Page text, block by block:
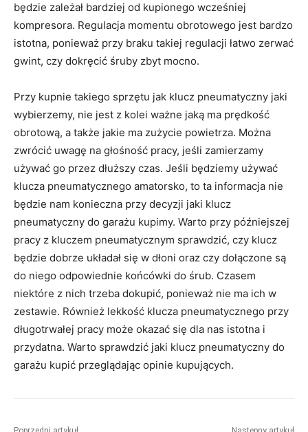
będzie zależał bardziej od kupionego wcześniej
kompresora. Regulacja momentu obrotowego jest bardzo
istotna, ponieważ przy braku takiej regulacji łatwo zerwać
gwint, czy dokręcić śruby zbyt mocno.
Przy kupnie takiego sprzętu jak klucz pneumatyczny jaki
wybierzemy, nie jest z kolei ważne jaką ma prędkość
obrotową, a także jakie ma zużycie powietrza. Można
zwrócić uwagę na głośność pracy, jeśli zamierzamy
używać go przez dłuższy czas. Jeśli będziemy używać
klucza pneumatycznego amatorsko, to ta informacja nie
będzie nam konieczna przy decyzji jaki klucz
pneumatyczny do garażu kupimy. Warto przy późniejszej
pracy z kluczem pneumatycznym sprawdzić, czy klucz
będzie dobrze układał się w dłoni oraz czy dołączone są
do niego odpowiednie końcówki do śrub. Czasem
niektóre z nich trzeba dokupić, ponieważ nie ma ich w
zestawie. Również lekkość klucza pneumatycznego przy
długotrwałej pracy może okazać się dla nas istotna i
przydatna. Warto sprawdzić jaki klucz pneumatyczny do
garażu kupić przeglądając opinie kupujących.